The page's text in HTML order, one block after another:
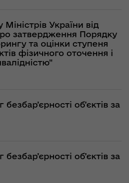
України від
затвердження Порядку
та оцінки ступеня
фізичного оточення і
обʼєктів за
обʼєктів за